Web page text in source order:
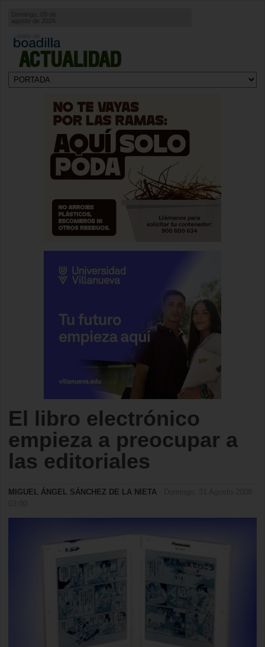
ACTUALIDAD
Domingo, 09 de
agosto de 2026
El libro electrónico
empieza a preocupar a
las editoriales
MIGUEL ÁNGEL SÁNCHEZ DE LA NIETA